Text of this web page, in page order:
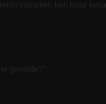
yaparken ben biraz
genelde?”